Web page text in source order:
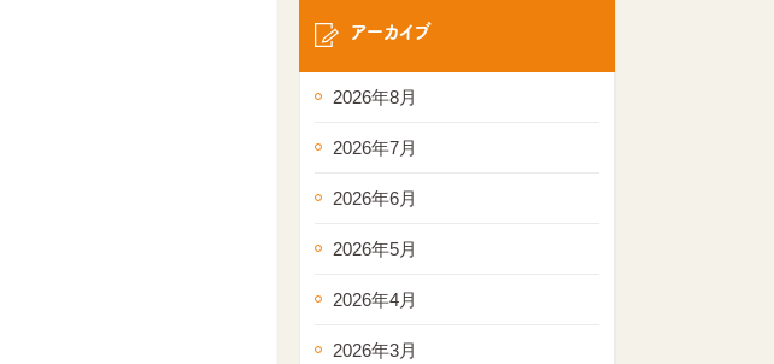
アーカイブ
2026年8月
2026年7月
2026年6月
2026年5月
2026年4月
2026年3月